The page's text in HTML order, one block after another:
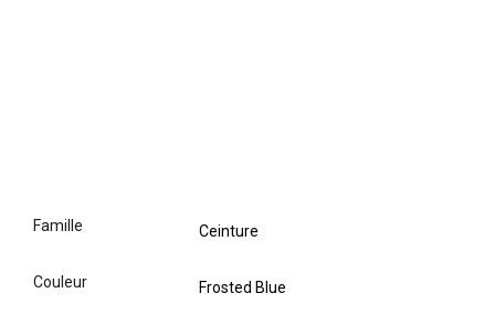
famille Ceinture
couleur Frosted Blue